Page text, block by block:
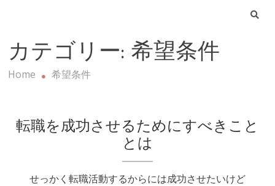
カテゴリー:希望条件
Home 希望条件
転職を成功させるためにすべきこと
とは
せっかく転職活動するからには成功させたいけど